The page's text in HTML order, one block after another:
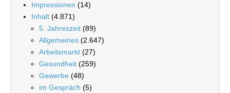
Impressionen (14)
Inhalt (4.871)
5. Jahreszeit (89)
Allgemeines (2.647)
Arbeitsmarkt (27)
Gesundheit (259)
Gewerbe (48)
im Gespräch (5)